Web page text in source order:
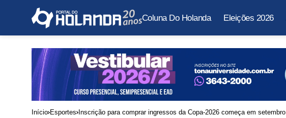
Coluna Do Holanda Eleições 2026
Início Esportes Inscrição para comprar ingressos da Copa-2026 começa em setembro